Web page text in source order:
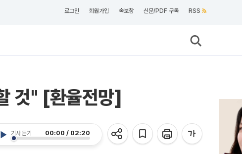
로그인 회원가입 속보창 신문/PDF 구독 RSS
것" [환율전망]
기사 듣기 00:00 / 02:20